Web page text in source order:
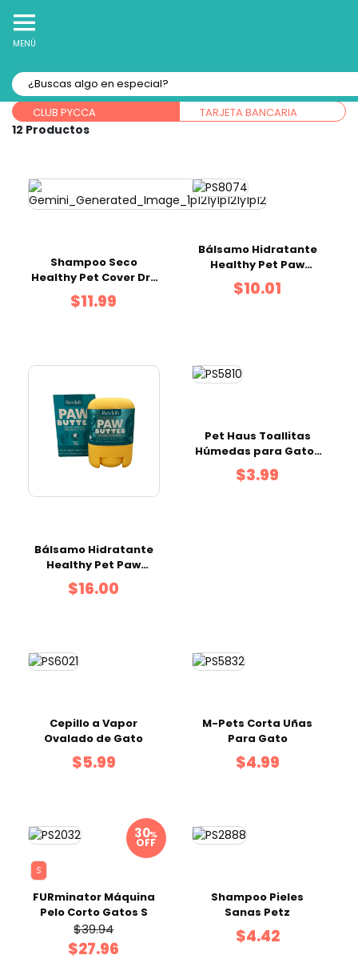
MENÚ
Forma de pago:
CLUB PYCCA TARJETA BANCARIA
12
Shampoo Seco
Healthy Pet Cover Dry
200 ml
$11.99
Bálsamo Hidratante
Healthy Pet Paw
Butter
$10.01
Bálsamo Hidratante
Healthy Pet Paw
Butter 30 g
$16.00
Pet Haus Toallitas
Húmedas para Gatos
50 uds
$3.99
Cepillo a Vapor
Ovalado de Gato
$5.99
M-Pets Corta Uñas
Para Gato
$4.99
%
OFF
S
FURminator Máquina
Pelo Corto Gatos S
$39.94
$27.96
Shampoo Pieles
Sanas Petz
$4.42